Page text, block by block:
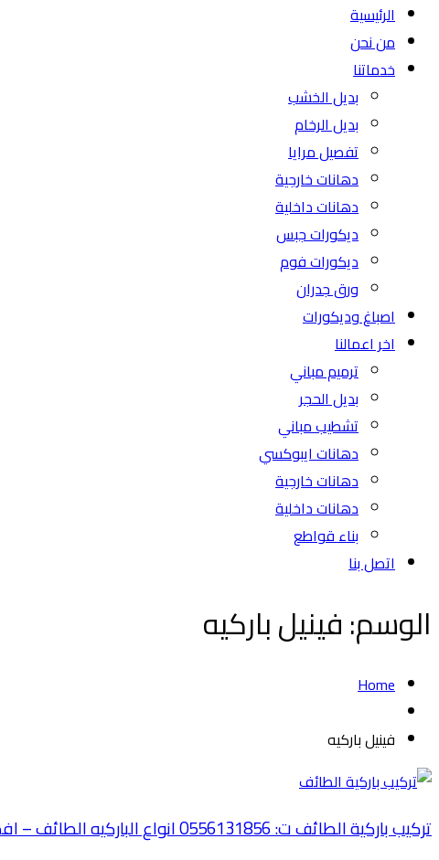
الرئيسية
من نحن
خدماتنا
بديل الخشب
بديل الرخام
تفصيل مرايا
دهانات خارجية
دهانات داخلية
ديكورات جبس
ديكورات فوم
ورق جدران
اصباغ وديكورات
اخر اعمالنا
ترميم مباني
بديل الحجر
تشطيب مباني
دهانات ايبوكسي
دهانات خارجية
دهانات داخلية
بناء قواطع
اتصل بنا
الوسم:فينيل باركيه
Home
فينيل باركيه
تركيب باركية الطائف ت: 0556131856 انواع الباركيه الطائف – افضل انواع الباركيه الطائف – باركيه خشب – تركيب باركية الطائف